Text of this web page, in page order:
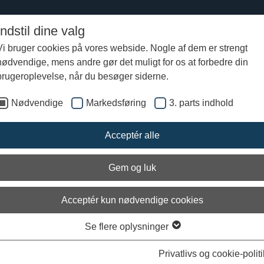
dine valg
bruger cookies på vores webside. Nogle af dem er strengt
mens andre gør det muligt for os at forbedre din
når du besøger siderne.
Nødvendige Markedsføring 3. parts indhold
Acceptér alle
Gem og luk
Acceptér kun nødvendige cookies
Se flere oplysninger
Privatlivs og cookie-
sommertogt 2018 Følg Helge Ask rejse online
Indlæs 3. parts indhold